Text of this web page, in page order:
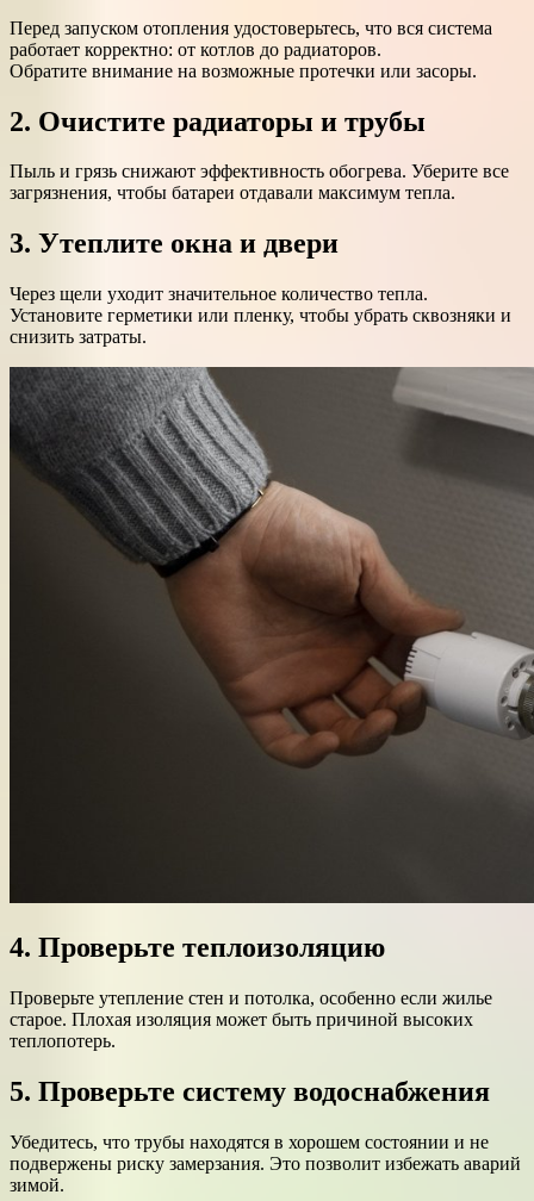
Перед запуском отопления удостоверьтесь, что вся система
работает корректно: от котлов до радиаторов.
Обратите внимание на возможные протечки или засоры.
2. Очистите радиаторы и трубы
Пыль и грязь снижают эффективность обогрева. Уберите все
загрязнения, чтобы батареи отдавали максимум тепла.
3. Утеплите окна и двери
Через щели уходит значительное количество тепла.
Установите герметики или пленку, чтобы убрать сквозняки и
снизить затраты.
4. Проверьте теплоизоляцию
Проверьте утепление стен и потолка, особенно если жилье
старое. Плохая изоляция может быть причиной высоких
теплопотерь.
5. Проверьте систему водоснабжения
Убедитесь, что трубы находятся в хорошем состоянии и не
подвержены риску замерзания. Это позволит избежать аварий
зимой.